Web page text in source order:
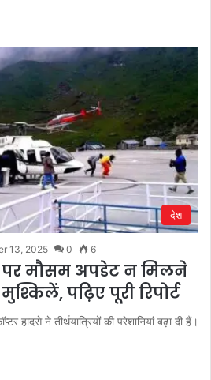
देश
13, 2025 0 6
पर मौसम अपडेट न मिलने
पढ़िए पूरी रिपोर्ट
हादसे ने तीर्थयात्रियों की परेशानियां बढ़ा दी हैं।